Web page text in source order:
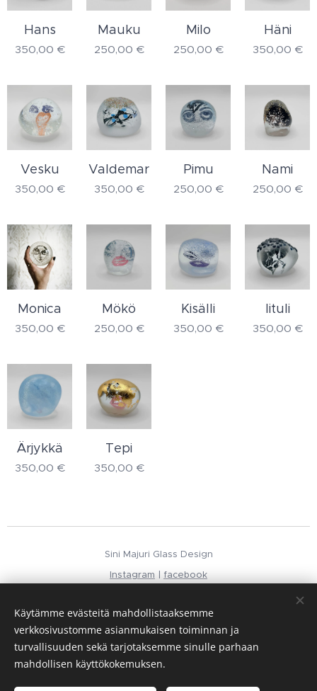
Hans
350,00 €
Mauku
250,00 €
Milo
250,00 €
Häni
350,00 €
Vesku
350,00 €
Valdemar
350,00 €
Pimu
250,00 €
Nami
250,00 €
Monica
350,00 €
Mökö
250,00 €
Kisälli
350,00 €
Iituli
350,00 €
Ärjykkä
350,00 €
Tepi
350,00 €
Sini Majuri Glass Design
Instagram | facebook
Käytämme evästeitä mahdollistaaksemme
verkkosivustomme asianmukaisen toiminnan ja
turvallisuuden sekä tarjotaksemme sinulle parhaan
mahdollisen käyttökokemuksen.